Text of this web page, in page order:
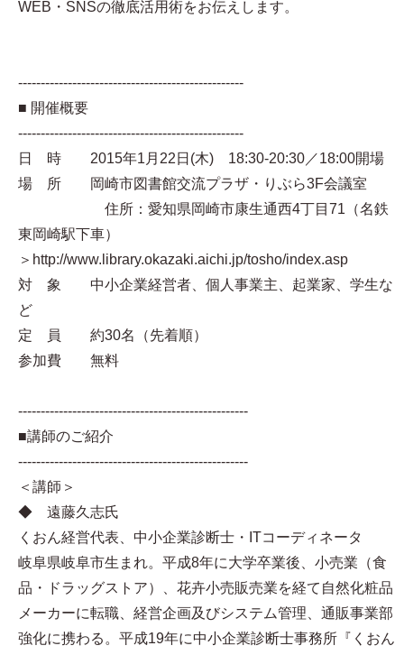
WEB・SNSの徹底活用術をお伝えします。
--------------------------------------------------
■ 開催概要
--------------------------------------------------
日 時 2015年1月22日(木) 18:30-20:30／18:00開場
場 所 岡崎市図書館交流プラザ・りぶら3F会議室
住所：愛知県岡崎市康生通西4丁目71（名鉄
東岡崎駅下車）
＞http://www.library.okazaki.aichi.jp/tosho/index.asp
対 象 中小企業経営者、個人事業主、起業家、学生な
ど
定 員 約30名（先着順）
参加費 無料
---------------------------------------------------
■講師のご紹介
---------------------------------------------------
＜講師＞
◆ 遠藤久志氏
くおん経営代表、中小企業診断士・ITコーディネータ
岐阜県岐阜市生まれ。平成8年に大学卒業後、小売業（食
品・ドラッグストア）、花卉小売販売業を経て自然化粧品
メーカーに転職、経営企画及びシステム管理、通販事業部
強化に携わる。平成19年に中小企業診断士事務所『くおん